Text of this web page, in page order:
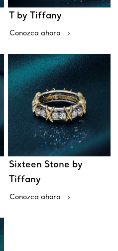
T by Tiffany
Conozca ahora
Sixteen Stone by
Tiffany
Conozca ahora